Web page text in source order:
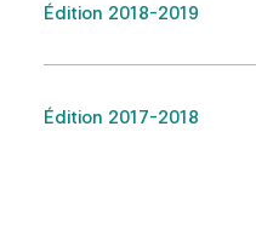
Édition 2018-2019
Édition 2017-2018